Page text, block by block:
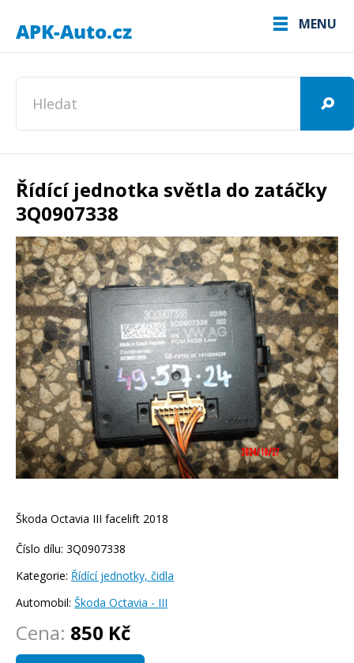
MENU
Řídící jednotka světla do zatáčky
3Q0907338
Škoda Octavia III facelift 2018
Číslo dílu: 3Q0907338
Kategorie: Řídící jednotky, čidla
Automobil: Škoda Octavia - III
Cena: 850 Kč